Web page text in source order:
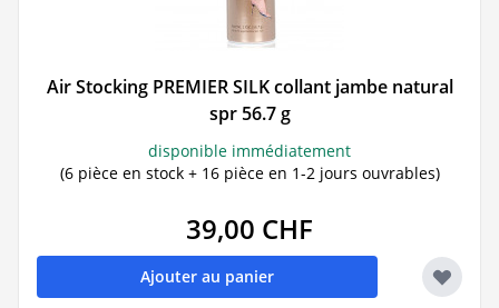
Air Stocking PREMIER SILK collant jambe natural
spr 56.7 g
disponible immédiatement
(6 pièce en stock + 16 pièce en 1-2 jours ouvrables)
39,00 CHF
Ajouter au panier